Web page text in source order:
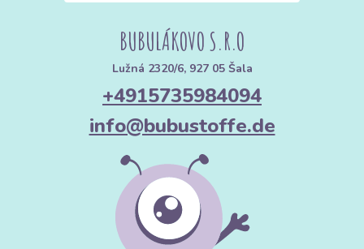
BUBULÁKOVO S.R.O
Lužná 2320/6, 927 05 Šala
+4915735984094
info@bubustoffe.de